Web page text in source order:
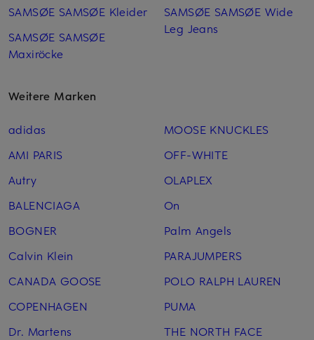
SAMSØE SAMSØE Kleider
SAMSØE SAMSØE
Maxiröcke
SAMSØE SAMSØE Wide
Leg Jeans
Weitere Marken
adidas
AMI PARIS
Autry
BALENCIAGA
BOGNER
Calvin Klein
CANADA GOOSE
COPENHAGEN
Dr. Martens
MOOSE KNUCKLES
OFF-WHITE
OLAPLEX
On
Palm Angels
PARAJUMPERS
POLO RALPH LAUREN
PUMA
THE NORTH FACE